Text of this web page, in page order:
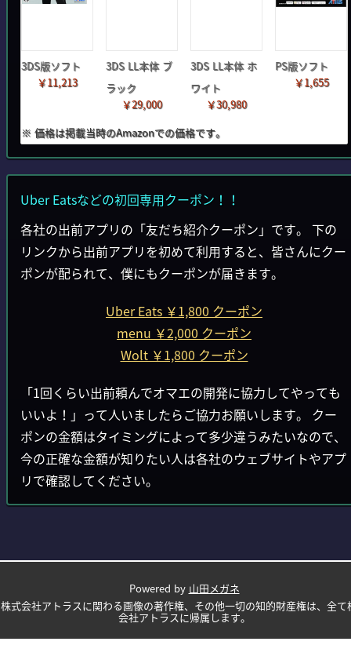
3DS版ソフト
￥11,213
3DS LL本体 ブ
ラック
￥29,000
3DS LL本体 ホ
ワイト
￥30,980
PS版ソフト
￥1,655
※ 価格は掲載当時のAmazonでの価格です。
Uber Eatsなどの初回専用クーポン！！
各社の出前アプリの「友だち紹介クーポン」です。 下の
リンクから出前アプリを初めて利用すると、皆さんにクー
ポンが配られて、僕にもクーポンが届きます。
Uber Eats ￥1,800 クーポン
menu ￥2,000 クーポン
Wolt ￥1,800 クーポン
「1回くらい出前頼んでオマエの開発に協力してやっても
いいよ！」って人いましたらご協力お願いします。 クー
ポンの金額はタイミングによって多少違うみたいなので、
今の正確な金額が知りたい人は各社のウェブサイトやアプ
リで確認してください。
Powered by 山田メガネ
株式会社アトラスに関わる画像の著作権、その他一切の知的財産権は、全て
会社アトラスに帰属します。